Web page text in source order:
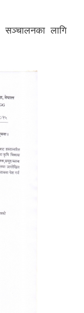
सञ्चालनका लागि